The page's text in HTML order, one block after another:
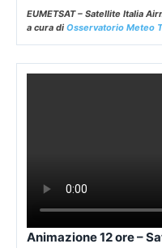
EUMETSAT – Satellite Italia
a cura di Osservatorio Meteo
Animazione 12 ore –